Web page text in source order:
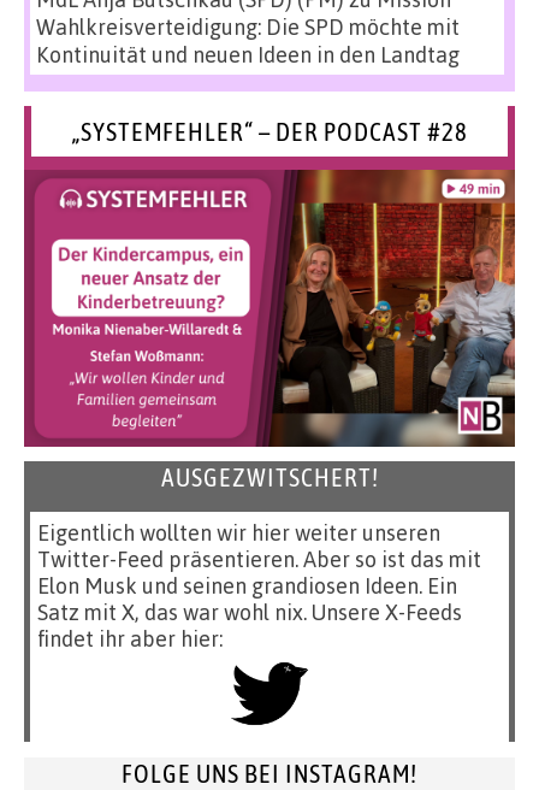
Wahlkreisverteidigung: Die SPD möchte mit
Kontinuität und neuen Ideen in den Landtag
„SYSTEMFEHLER“ – DER PODCAST #28
AUSGEZWITSCHERT!
Eigentlich wollten wir hier weiter unseren
Twitter-Feed präsentieren. Aber so ist das mit
Elon Musk und seinen grandiosen Ideen. Ein
Satz mit X, das war wohl nix. Unsere X-Feeds
findet ihr aber hier:
FOLGE UNS BEI INSTAGRAM!